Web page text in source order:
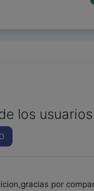
los usuarios
por